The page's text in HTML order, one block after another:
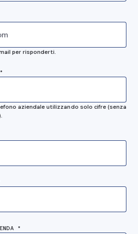
per risponderti.
aziendale utilizzando solo cifre (senza
*